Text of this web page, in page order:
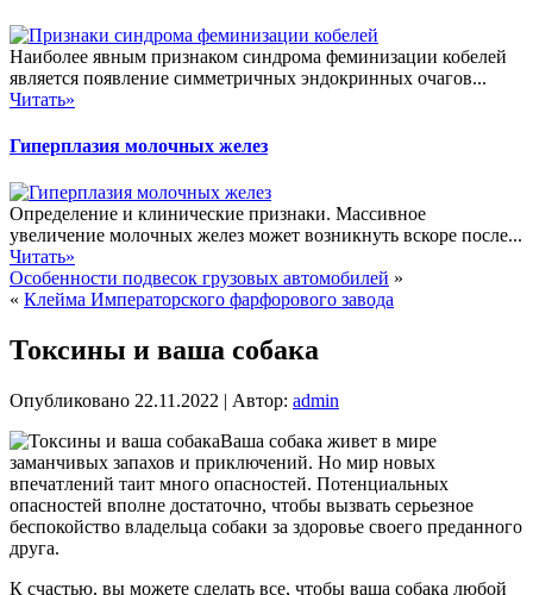
Наиболее явным признаком синдрома феминизации кобелей
является появление симметричных эндокринных очагов...
Читать»
Гиперплазия молочных желез
Определение и клинические признаки. Массивное
увеличение молочных желез может возникнуть вскоре после...
Читать»
Особенности подвесок грузовых автомобилей »
« Клейма Императорского фарфорового завода
Токсины и ваша собака
Опубликовано 22.11.2022 | Автор: admin
Ваша собака живет в мире
заманчивых запахов и приключений. Но мир новых
впечатлений таит много опасностей. Потенциальных
опасностей вполне достаточно, чтобы вызвать серьезное
беспокойство владельца собаки за здоровье своего преданного
друга.
К счастью, вы можете сделать все, чтобы ваша собака любой